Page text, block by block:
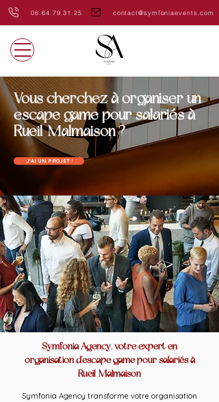
06.64.79.31.25 contact@symfoniaevents.com
Vous cherchez à organiser un
escape game pour salariés à
Rueil-Malmaison ?
J'AI UN PROJET !
Symfonia Agency, votre expert en
organisation d'escape game pour salariés à
Rueil-Malmaison
Symfonia Agency transforme votre organisation